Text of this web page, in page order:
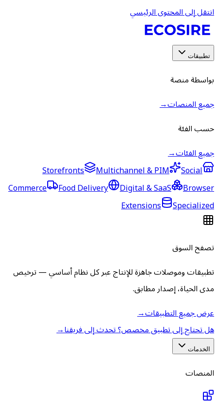
انتقل إلى المحتوى الرئيسي
تطبيقات
بواسطة منصة
جميع المنصات→
حسب الفئة
جميع الفئات→
Storefronts
Multichannel & PIM
Social
Commerce
Food Delivery Digital & SaaS
Browser
Extensions
Specialized
تصفح السوق
تطبيقات وموصلات جاهزة للإنتاج عبر كل نظام أساسي — ترخيص
مدى الحياة، إصدار مطابق.
عرض جميع التطبيقات→
هل تحتاج إلى تطبيق مخصص؟ تحدث إلى فريقنا→
الخدمات
المنصات